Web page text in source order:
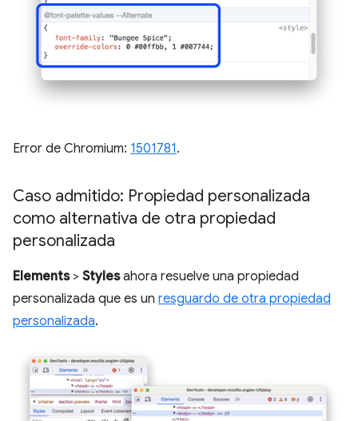
Error de Chromium: 1501781.
Caso admitido: Propiedad personalizada
como alternativa de otra propiedad
personalizada
Elements> Stylesahora resuelve una propiedad
personalizada que es un resguardo de otra propiedad
personalizada.